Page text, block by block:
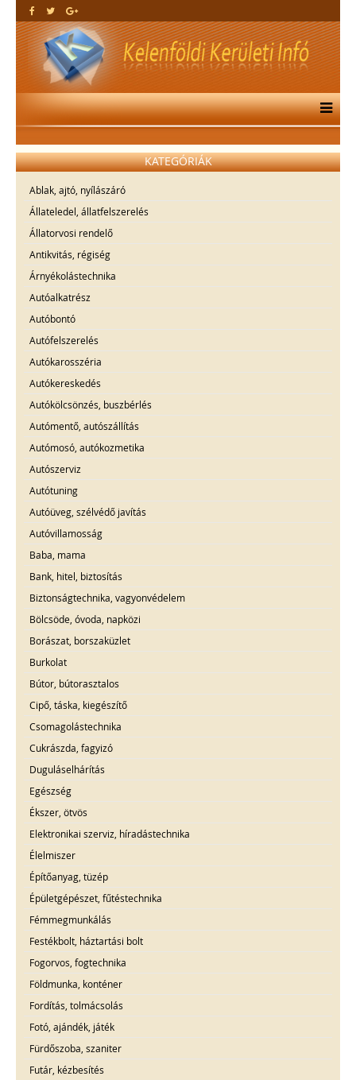
KATEGÓRIÁK
Ablak, ajtó, nyílászáró
Állateledel, állatfelszerelés
Állatorvosi rendelő
Antikvitás, régiség
Árnyékolástechnika
Autóalkatrész
Autóbontó
Autófelszerelés
Autókarosszéria
Autókereskedés
Autókölcsönzés, buszbérlés
Autómentő, autószállítás
Autómosó, autókozmetika
Autószerviz
Autótuning
Autóüveg, szélvédő javítás
Autóvillamosság
Baba, mama
Bank, hitel, biztosítás
Biztonságtechnika, vagyonvédelem
Bölcsöde, óvoda, napközi
Borászat, borszaküzlet
Burkolat
Bútor, bútorasztalos
Cipő, táska, kiegészítő
Csomagolástechnika
Cukrászda, fagyizó
Duguláselhárítás
Egészség
Ékszer, ötvös
Elektronikai szerviz, híradástechnika
Élelmiszer
Építőanyag, tüzép
Épületgépészet, fűtéstechnika
Fémmegmunkálás
Festékbolt, háztartási bolt
Fogorvos, fogtechnika
Földmunka, konténer
Fordítás, tolmácsolás
Fotó, ajándék, játék
Fürdőszoba, szaniter
Futár, kézbesítés